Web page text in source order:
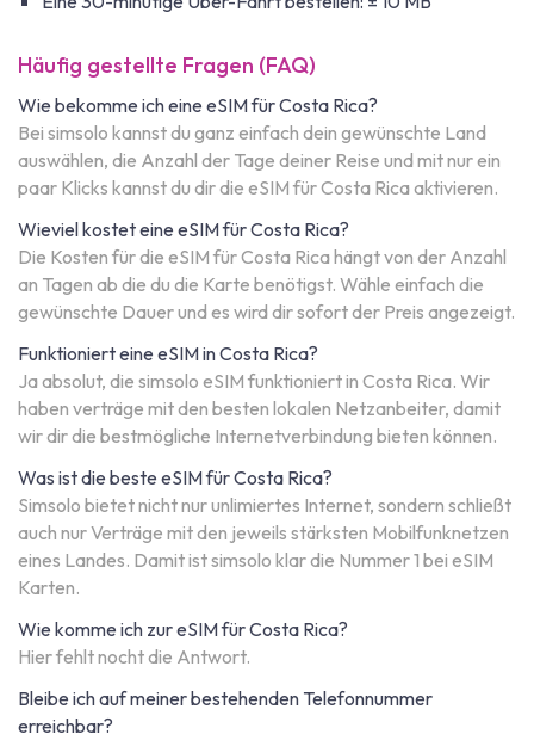
Häufig gestellte Fragen (FAQ)
Wie bekomme ich eine eSIM für Costa Rica?
Bei simsolo kannst du ganz einfach dein gewünschte Land
auswählen, die Anzahl der Tage deiner Reise und mit nur ein
paar Klicks kannst du dir die eSIM für Costa Rica aktivieren.
Wieviel kostet eine eSIM für Costa Rica?
Die Kosten für die eSIM für Costa Rica hängt von der Anzahl
an Tagen ab die du die Karte benötigst. Wähle einfach die
gewünschte Dauer und es wird dir sofort der Preis angezeigt.
Funktioniert eine eSIM in Costa Rica?
Ja absolut, die simsolo eSIM funktioniert in Costa Rica. Wir
haben verträge mit den besten lokalen Netzanbeiter, damit
wir dir die bestmögliche Internetverbindung bieten können.
Was ist die beste eSIM für Costa Rica?
Simsolo bietet nicht nur unlimiertes Internet, sondern schließt
auch nur Verträge mit den jeweils stärksten Mobilfunknetzen
eines Landes. Damit ist simsolo klar die Nummer 1 bei eSIM
Karten.
Wie komme ich zur eSIM für Costa Rica?
Hier fehlt nocht die Antwort.
Bleibe ich auf meiner bestehenden Telefonnummer
erreichbar?